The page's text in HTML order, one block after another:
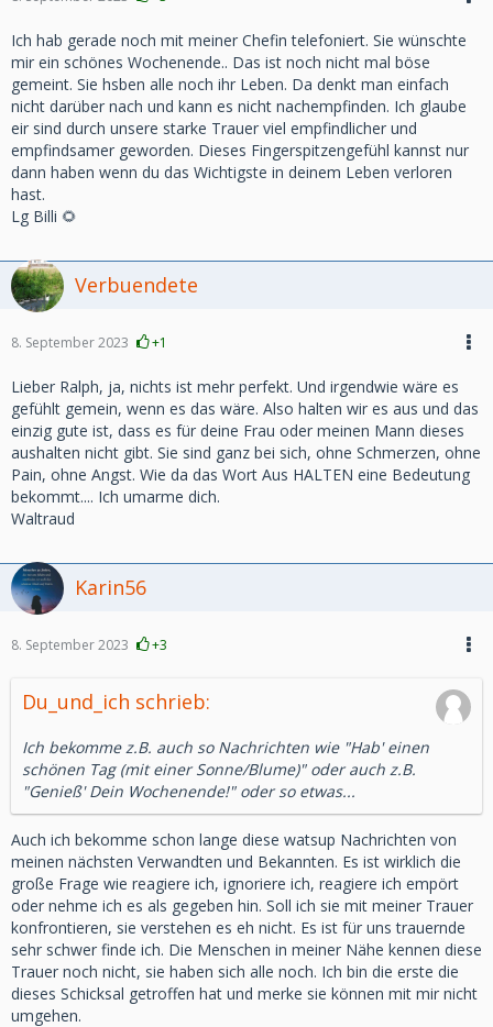
Ich hab gerade noch mit meiner Chefin telefoniert. Sie wünschte
mir ein schönes Wochenende.. Das ist noch nicht mal böse
gemeint. Sie hsben alle noch ihr Leben. Da denkt man einfach
nicht darüber nach und kann es nicht nachempfinden. Ich glaube
eir sind durch unsere starke Trauer viel empfindlicher und
empfindsamer geworden. Dieses Fingerspitzengefühl kannst nur
dann haben wenn du das Wichtigste in deinem Leben verloren
hast.
Lg Billi 🌻
Verbuendete
8. September 2023 +1
Lieber Ralph, ja, nichts ist mehr perfekt. Und irgendwie wäre es
gefühlt gemein, wenn es das wäre. Also halten wir es aus und das
einzig gute ist, dass es für deine Frau oder meinen Mann dieses
aushalten nicht gibt. Sie sind ganz bei sich, ohne Schmerzen, ohne
Pain, ohne Angst. Wie da das Wort Aus HALTEN eine Bedeutung
bekommt.... Ich umarme dich.
Waltraud
Karin56
8. September 2023 +3
Du_und_ich schrieb:
Ich bekomme z.B. auch so Nachrichten wie "Hab' einen
schönen Tag (mit einer Sonne/Blume)" oder auch z.B.
"Genieß' Dein Wochenende!" oder so etwas...
Auch ich bekomme schon lange diese watsup Nachrichten von
meinen nächsten Verwandten und Bekannten. Es ist wirklich die
große Frage wie reagiere ich, ignoriere ich, reagiere ich empört
oder nehme ich es als gegeben hin. Soll ich sie mit meiner Trauer
konfrontieren, sie verstehen es eh nicht. Es ist für uns trauernde
sehr schwer finde ich. Die Menschen in meiner Nähe kennen diese
Trauer noch nicht, sie haben sich alle noch. Ich bin die erste die
dieses Schicksal getroffen hat und merke sie können mit mir nicht
umgehen.